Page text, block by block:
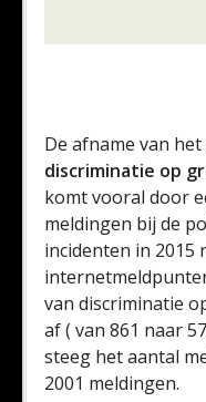
De afname van
discriminatie op
komt vooral door
meldingen bij de
incidenten in 2015
van discriminatie
af ( van 861 naar
steeg het aantal
2001 meldingen.